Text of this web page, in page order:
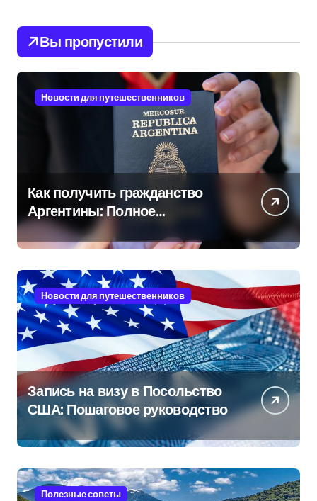
Вы пропустили
Новости для путешественников
Как получить гражданство
Аргентины: Полное
руководство
Новости для путешественников
Запись на визу в Посольство
США: Пошаговое руководство
Полезные советы